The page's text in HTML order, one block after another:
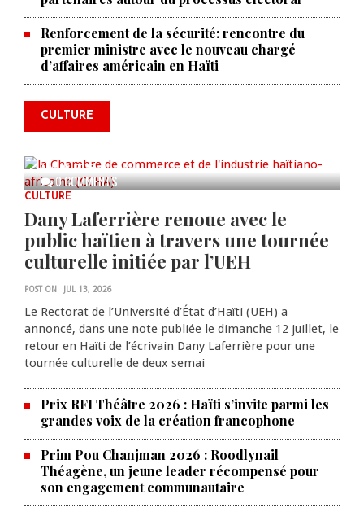
Renforcement de la sécurité: rencontre du
premier ministre avec le nouveau chargé
d’affaires américain en Haïti
CULTURE
0 COMMENTS
La Chambre de commerce et de
l'industrie haïtiano-africaine
annonce des activités pour
commémorer le 235e
anniversaire de la cérémonie du
AUG 05, 2026
CULTURE
Dany Laferrière renoue avec le
public haïtien à travers une tournée
culturelle initiée par l’UEH
POST ON JUL 13, 2026
Le Rectorat de l’Université d’État d’Haïti (UEH) a
annoncé, dans une note publiée le dimanche 12 juillet, le
retour en Haïti de l’écrivain Dany Laferrière pour une
tournée culturelle de deux semai
Prix RFI Théâtre 2026 : Haïti s’invite parmi les
grandes voix de la création francophone
Prim Pou Chanjman 2026 : Roodlynail
Théagène, un jeune leader récompensé pour
son engagement communautaire